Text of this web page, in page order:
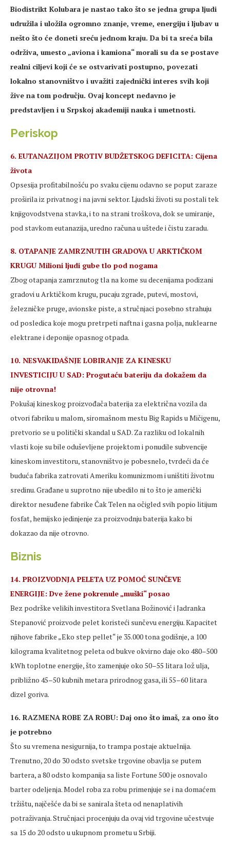
Biodistrikt Kolubara je nastao tako što se jedna grupa ljudi
udružila i uložila ogromno znanje, vreme, energiju i ljubav u
nešto što će doneti sreću jednom kraju. Da bi ta sreća bila
održiva, umesto „aviona i kamiona“ morali su da se postave
realni ciljevi koji će se ostvarivati postupno, povezati
lokalno stanovništvo i uvažiti zajednički interes svih koji
žive na tom području. Ovaj koncept nedavno je
predstavljen i u Srpskoj akademiji nauka i umetnosti.
Periskop
6. EUTANAZIJOM PROTIV BUDŽETSKOG DEFICITA: Cijena
života
Opsesija profitabilnošću po svaku cijenu odavno se poput zaraze
proširila iz privatnog i na javni sektor. Ljudski životi su postali tek
knjigovodstvena stavka, i to na strani troškova, dok se umiranje,
pod stavkom eutanazija, uredno računa u uštede i čistu zaradu.
8. OTAPANJE ZAMRZNUTIH GRADOVA U ARKTIČKOM
KRUGU Milioni ljudi gube tlo pod nogama
Zbog otapanja zamrznutog tla na kome su decenijama podizani
gradovi u Arktičkom krugu, pucaju zgrade, putevi, mostovi,
železničke pruge, avionske piste, a stručnjaci posebno strahuju
od posledica koje mogu pretrpeti naftna i gasna polja, nuklearne
elektrane i deponije opasnog otpada.
10. NESVAKIDAŠNJE LOBIRANJE ZA KINESKU
INVESTICIJU U SAD: Progutaću bateriju da dokažem da
nije otrovna!
Pokušaj kineskog proizvođača baterija za električna vozila da
otvori fabriku u malom, siromašnom mestu Big Rapids u Mičigenu,
pretvorio se u politički skandal u SAD. Za razliku od lokalnih
vlasti koje su bile oduševljene projektom i ponudile subvencije
kineskom investitoru, stanovništvo je pobesnelo, tvrdeći da će
buduća fabrika zatrovati Ameriku komunizmom i uništiti životnu
sredinu. Građane u suprotno nije ubedilo ni to što je američki
direktor nesuđene fabrike Čak Telen na očigled svih popio litijum
fosfat, hemijsko jedinjenje za proizvodnju baterija kako bi
dokazao da nije otrovno.
Biznis
14. PROIZVODNJA PELETA UZ POMOĆ SUNČEVE
ENERGIJE: Dve žene pokrenule „muški“ posao
Bez podrške velikih investitora Svetlana Božinović i Jadranka
Stepanović proizvode pelet koristeći sunčevu energiju. Kapacitet
njihove fabrike „Eko step pellet“ je 35.000 tona godišnje, a 100
kilograma kvalitetnog peleta od bukve okvirno daje oko 480–500
kWh toplotne energije, što zamenjuje oko 50–55 litara lož ulja,
približno 45–50 kubnih metara prirodnog gasa, ili 55–60 litara
dizel goriva.
16. RAZMENA ROBE ZA ROBU: Daj ono što imaš, za ono što
je potrebno
Što su vremena nesigurnija, to trampa postaje aktuelnija.
Trenutno, 20 do 30 odsto svetske trgovine obavlja se putem
bartera, a 80 odsto kompanija sa liste Fortune 500 je osnovalo
barter odeljenja. Model roba za robu primenjuje se i na domaćem
tržištu, najčešće da bi se sanirala šteta od nenaplativih
potraživanja. Stručnjaci procenjuju da ovaj vid trgovine učestvuje
sa 15 do 20 odsto u ukupnom prometu u Srbiji.